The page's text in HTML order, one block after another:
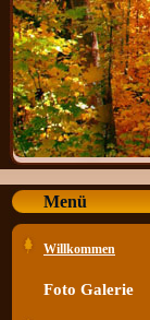
Menü
Willkommen
Foto Galerie